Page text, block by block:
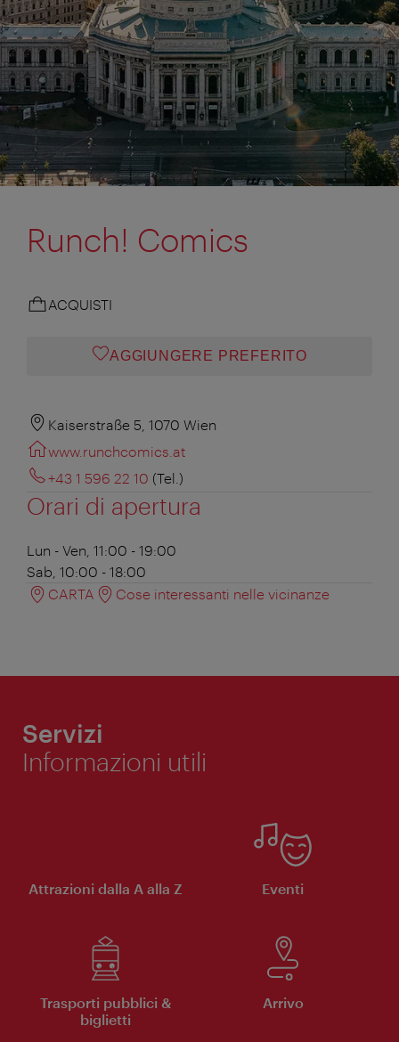
Runch! Comics
ACQUISTI
AGGIUNGERE PREFERITO
Kaiserstraße 5, 1070 Wien
www.runchcomics.at
+43 1 596 22 10 (Tel.)
Orari di apertura
Lun - Ven, 11:00 - 19:00
Sab, 10:00 - 18:00
CARTA
Cose interessanti nelle vicinanze
Servizi
Informazioni utili
Attrazioni dalla A alla Z Eventi
Trasporti pubblici &
biglietti
Arrivo